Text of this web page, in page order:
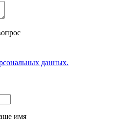
данных.
имя